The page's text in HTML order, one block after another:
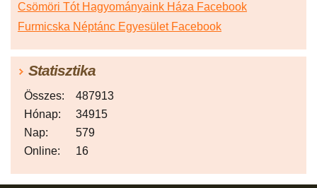
Csömöri Tót Hagyományaink Háza Facebook
Furmicska Néptánc Egyesület Facebook
Statisztika
Online: 16
Összes:
487913
Hónap:
34915
Nap:
579